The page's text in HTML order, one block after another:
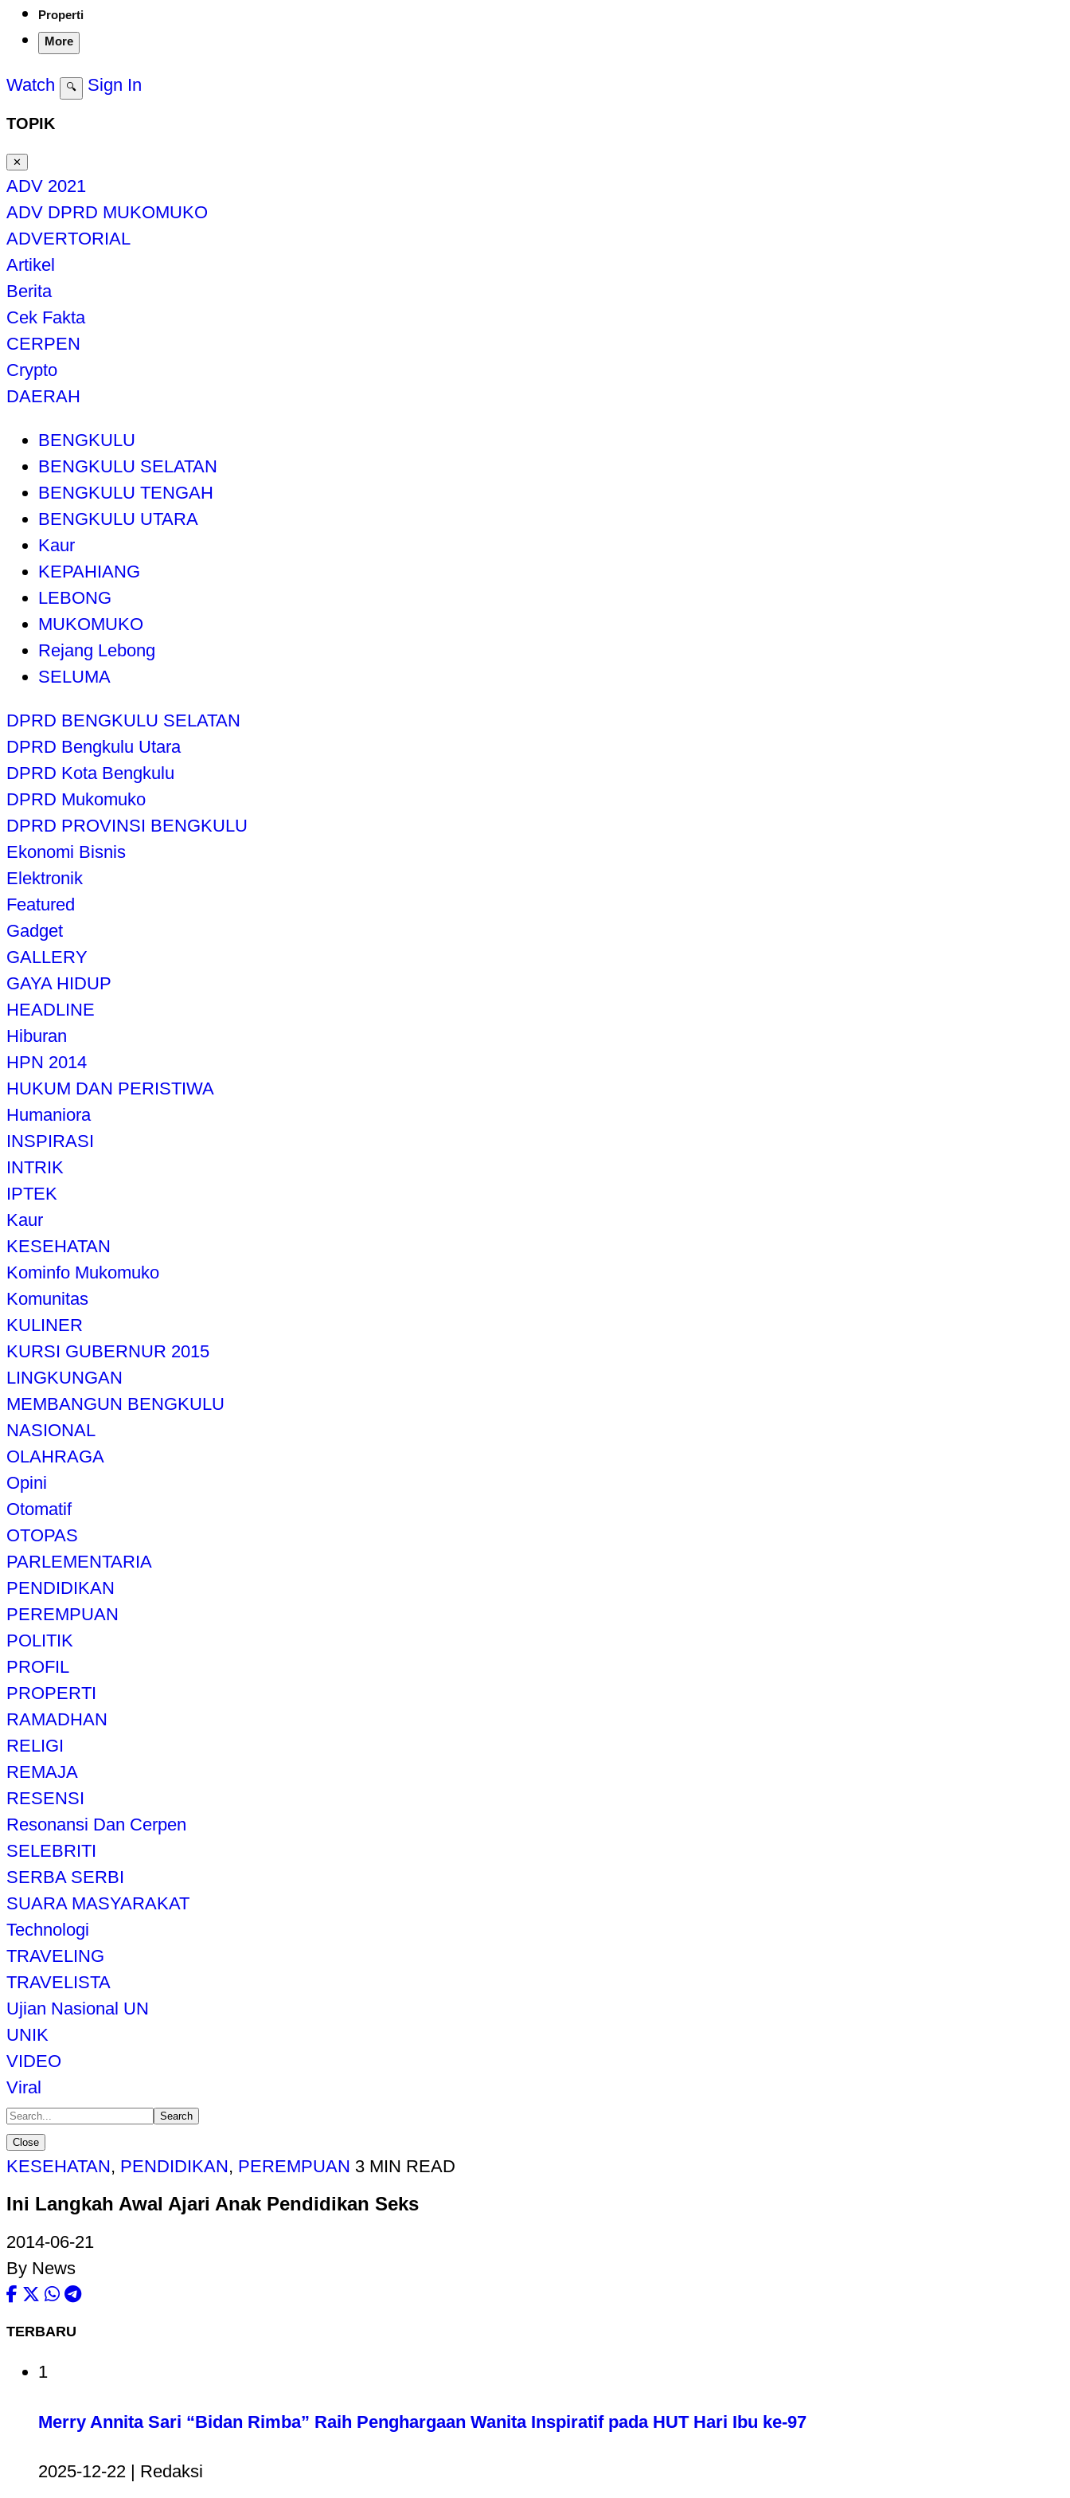
Properti
More
Watch 🔍 Sign In
TOPIK
✕
ADV 2021
ADV DPRD MUKOMUKO
ADVERTORIAL
Artikel
Berita
Cek Fakta
CERPEN
Crypto
DAERAH
BENGKULU
BENGKULU SELATAN
BENGKULU TENGAH
BENGKULU UTARA
Kaur
KEPAHIANG
LEBONG
MUKOMUKO
Rejang Lebong
SELUMA
DPRD BENGKULU SELATAN
DPRD Bengkulu Utara
DPRD Kota Bengkulu
DPRD Mukomuko
DPRD PROVINSI BENGKULU
Ekonomi Bisnis
Elektronik
Featured
Gadget
GALLERY
GAYA HIDUP
HEADLINE
Hiburan
HPN 2014
HUKUM DAN PERISTIWA
Humaniora
INSPIRASI
INTRIK
IPTEK
Kaur
KESEHATAN
Kominfo Mukomuko
Komunitas
KULINER
KURSI GUBERNUR 2015
LINGKUNGAN
MEMBANGUN BENGKULU
NASIONAL
OLAHRAGA
Opini
Otomatif
OTOPAS
PARLEMENTARIA
PENDIDIKAN
PEREMPUAN
POLITIK
PROFIL
PROPERTI
RAMADHAN
RELIGI
REMAJA
RESENSI
Resonansi Dan Cerpen
SELEBRITI
SERBA SERBI
SUARA MASYARAKAT
Technologi
TRAVELING
TRAVELISTA
Ujian Nasional UN
UNIK
VIDEO
Viral
Search
Close
KESEHATAN, PENDIDIKAN, PEREMPUAN 3 MIN READ
Ini Langkah Awal Ajari Anak Pendidikan Seks
2014-06-21
By News
TERBARU
1
Merry Annita Sari “Bidan Rimba” Raih Penghargaan Wanita Inspiratif pada HUT Hari Ibu ke-97
2025-12-22 | Redaksi